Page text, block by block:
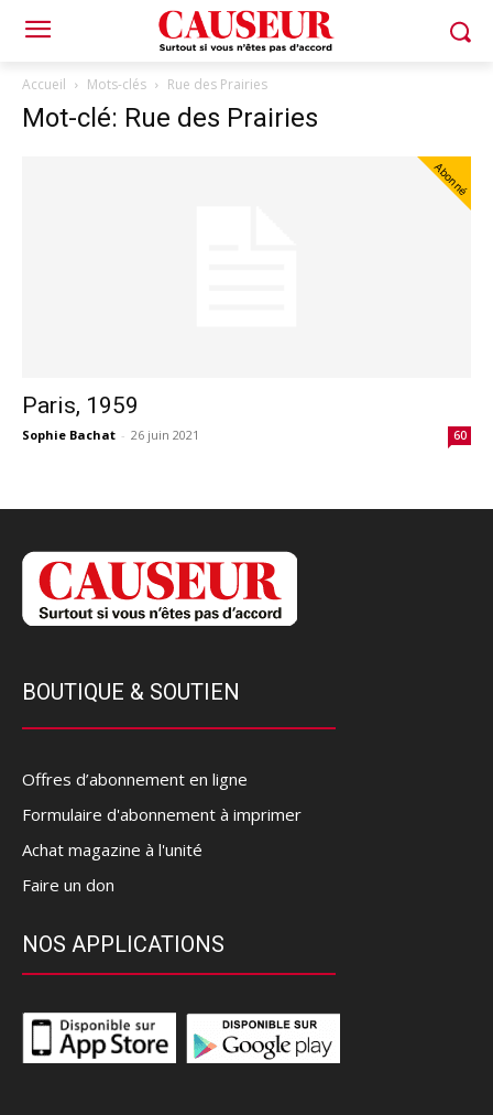
Accueil Mots-clés Rue des Prairies
Mot-clé: Rue des Prairies
Abonné
Paris, 1959
Sophie Bachat - 26 juin 2021 60
BOUTIQUE & SOUTIEN
Offres d’abonnement en ligne
Formulaire d'abonnement à imprimer
Achat magazine à l'unité
Faire un don
NOS APPLICATIONS